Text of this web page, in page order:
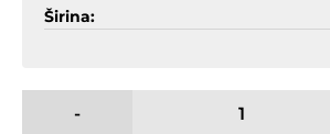
Širina:
-